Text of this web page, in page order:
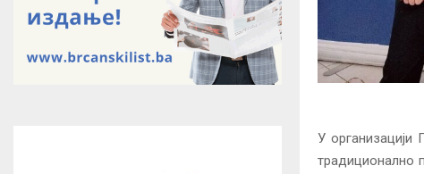
У организацији
традиционално